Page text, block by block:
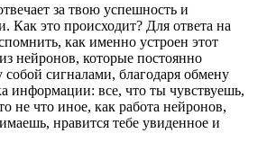
за твою успешность и
Как это происходит? Для ответа на
как именно устроен этот
нейронов, которые постоянно
сигналами, благодаря обмену
информации: все, что ты чувствуешь,
не что иное, как работа нейронов,
нравится тебе увиденное и